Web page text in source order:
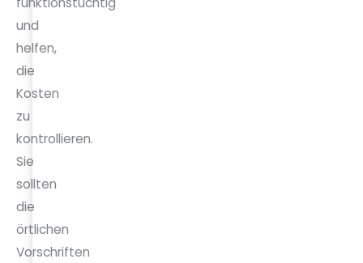
und
helfen,
die
Kosten
zu
kontrollieren.
Sie
sollten
die
örtlichen
Vorschriften